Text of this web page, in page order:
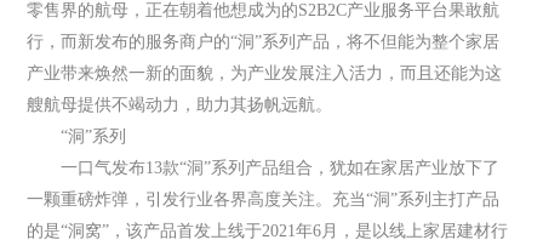
零售界的航母，正在朝着他想成为的S2B2C产业服务平台果敢航
行，而新发布的服务商户的“洞”系列产品，将不但能为整个家居
产业带来焕然一新的面貌，为产业发展注入活力，而且还能为这
艘航母提供不竭动力，助力其扬帆远航。
“洞”系列
一口气发布13款“洞”系列产品组合，犹如在家居产业放下了
一颗重磅炸弹，引发行业各界高度关注。充当“洞”系列主打产品
的是“洞窝”，该产品首发上线于2021年6月，是以线上家居建材行